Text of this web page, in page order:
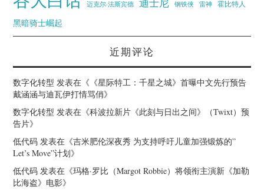
迈克尔·法斯宾德 迪士尼 钢铁侠 雷神 霍比特人
黑暗骑士崛起
近期评论
数字化转型 发表在《 《星际特工：千星之城》首曝中文先行预告
戴涵涵与迪瓦伊打情骂俏》
数字化转型 发表在《科波拉新片《此刻与日出之间》（Twixt）预
告片》
低代码 发表在《吉米肥伦深夜秀 为支持呼吁儿童加强锻炼的”
Let’s Move”计划》
低代码 发表在《玛格·罗比（Margot Robbie）将领衔主演新《加勒
比海盗》电影》